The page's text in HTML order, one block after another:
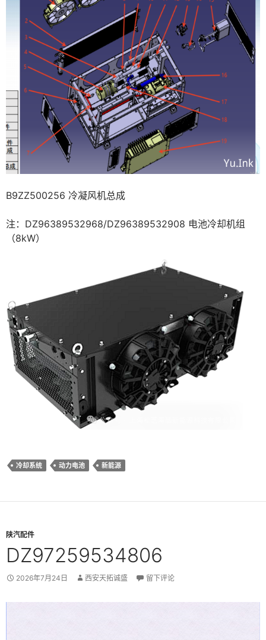
B9ZZ500256 冷凝风机总成
注：DZ96389532968/DZ96389532908 电池冷却机组
（8kW）
冷却系统 动力电池 新能源
陕汽配件
DZ97259534806
2026年7月24日 西安天拓诚盛 留下评论